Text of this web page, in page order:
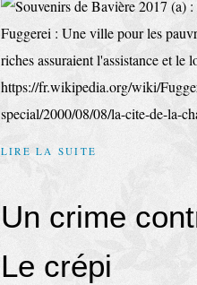
Fuggerei : Une ville pour les
riches assuraient l'assistance et le
https://fr.wikipedia.org/wiki/
special/2000/08/08/la-cite-de-la-
LIRE LA SUITE
Un crime
Le crépi